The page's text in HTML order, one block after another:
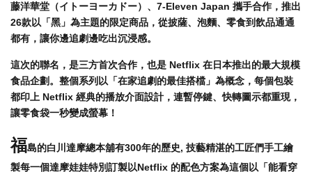
藤洋華堂（イトーヨーカドー）、7-Eleven Japan 攜手合作，推出
26款以「黑」為主題的限定商品，從披薩、泡麵、零食到飲品通通
都有，讓你邊追劇邊吃出沉浸感。
這次的聯名，是三方首次合作，也是 Netflix 在日本推出的最大規模
食品企劃。整個系列以「在家追劇的最佳搭檔」為概念，每個包裝
都印上 Netflix 經典的播放介面設計，連暫停鍵、快轉圖示都重現，
讓零食袋一秒變成螢幕！
福島的白川達摩總本舖有300年的歷史, 技藝精湛的工匠們手工繪
製每一個達摩娃娃特別訂製以Netflix 的配色方案為這個以「能看穿